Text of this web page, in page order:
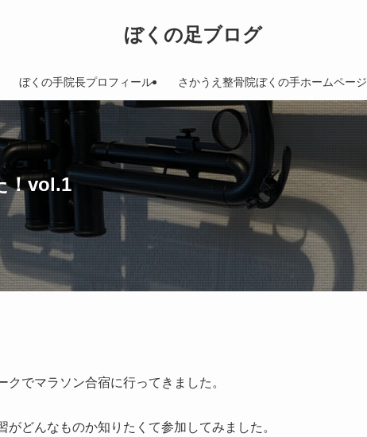
ぼくの足ブログ
ぼくの手院長プロフィール さかうえ整骨院ぼくの手ホームページ
！vol.1
でマラソン合宿に行ってきました。
どんなものか知りたくて参加してみました。